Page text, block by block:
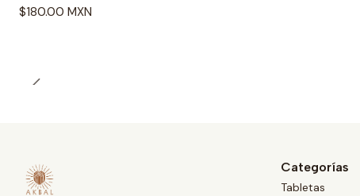
$180.00 MXN
Categorías
Tabletas